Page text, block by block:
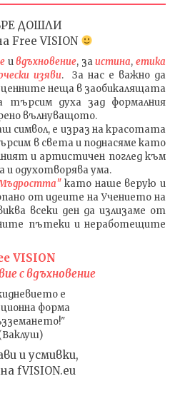
ДОШЛИ
Free VISION
ивдъхновение, заистина, етика
ески изяви. За нас е важно да
неща в заобикалящата
търсим духа зад формалния
вълнуващото.
символ, е израз на красотата
в света и поднасяме като
и артистичен поглед към
и одухотворява ума.
като наше верую и
от идеите на Учението на
всеки ден да излизаме от
пътеки и неработещите
VISION
с вдъхновение
е
форма
и усмивки,
fVISION.eu